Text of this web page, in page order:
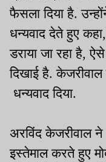
फैसला दिया है.
धन्यवाद देते हुए
डराया जा रहा है,
दिखाई है.
धन्यवाद दिया.
अरविंद केजरीवाल
इस्तेमाल करते हुए